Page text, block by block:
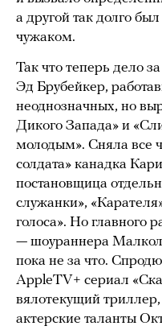
а другой так долго
чужаком.
Так что теперь дело
Эд Брубейкер,
неоднозначных, но
Дикого Запада» и
молодым». Сняла все
солдата» канадка
постановщица
служанки»,
голоса». Но главного
— шоураннера
пока не за что.
AppleTV+ сериал
вялотекущий
актерские таланты